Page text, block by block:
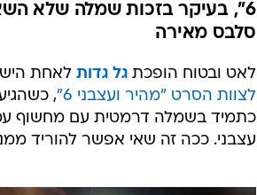
6", בעיקר בזכות שמלה שלא
סלבס מאירה
לאט ובטוח הופכת גל גדות לאחת
לצוות הסרט "מהיר ועצבני 6"
,
כתמיד בשמלה דרמטית עם מחשוף
עצבני. ככה זה שאי אפשר להוריד